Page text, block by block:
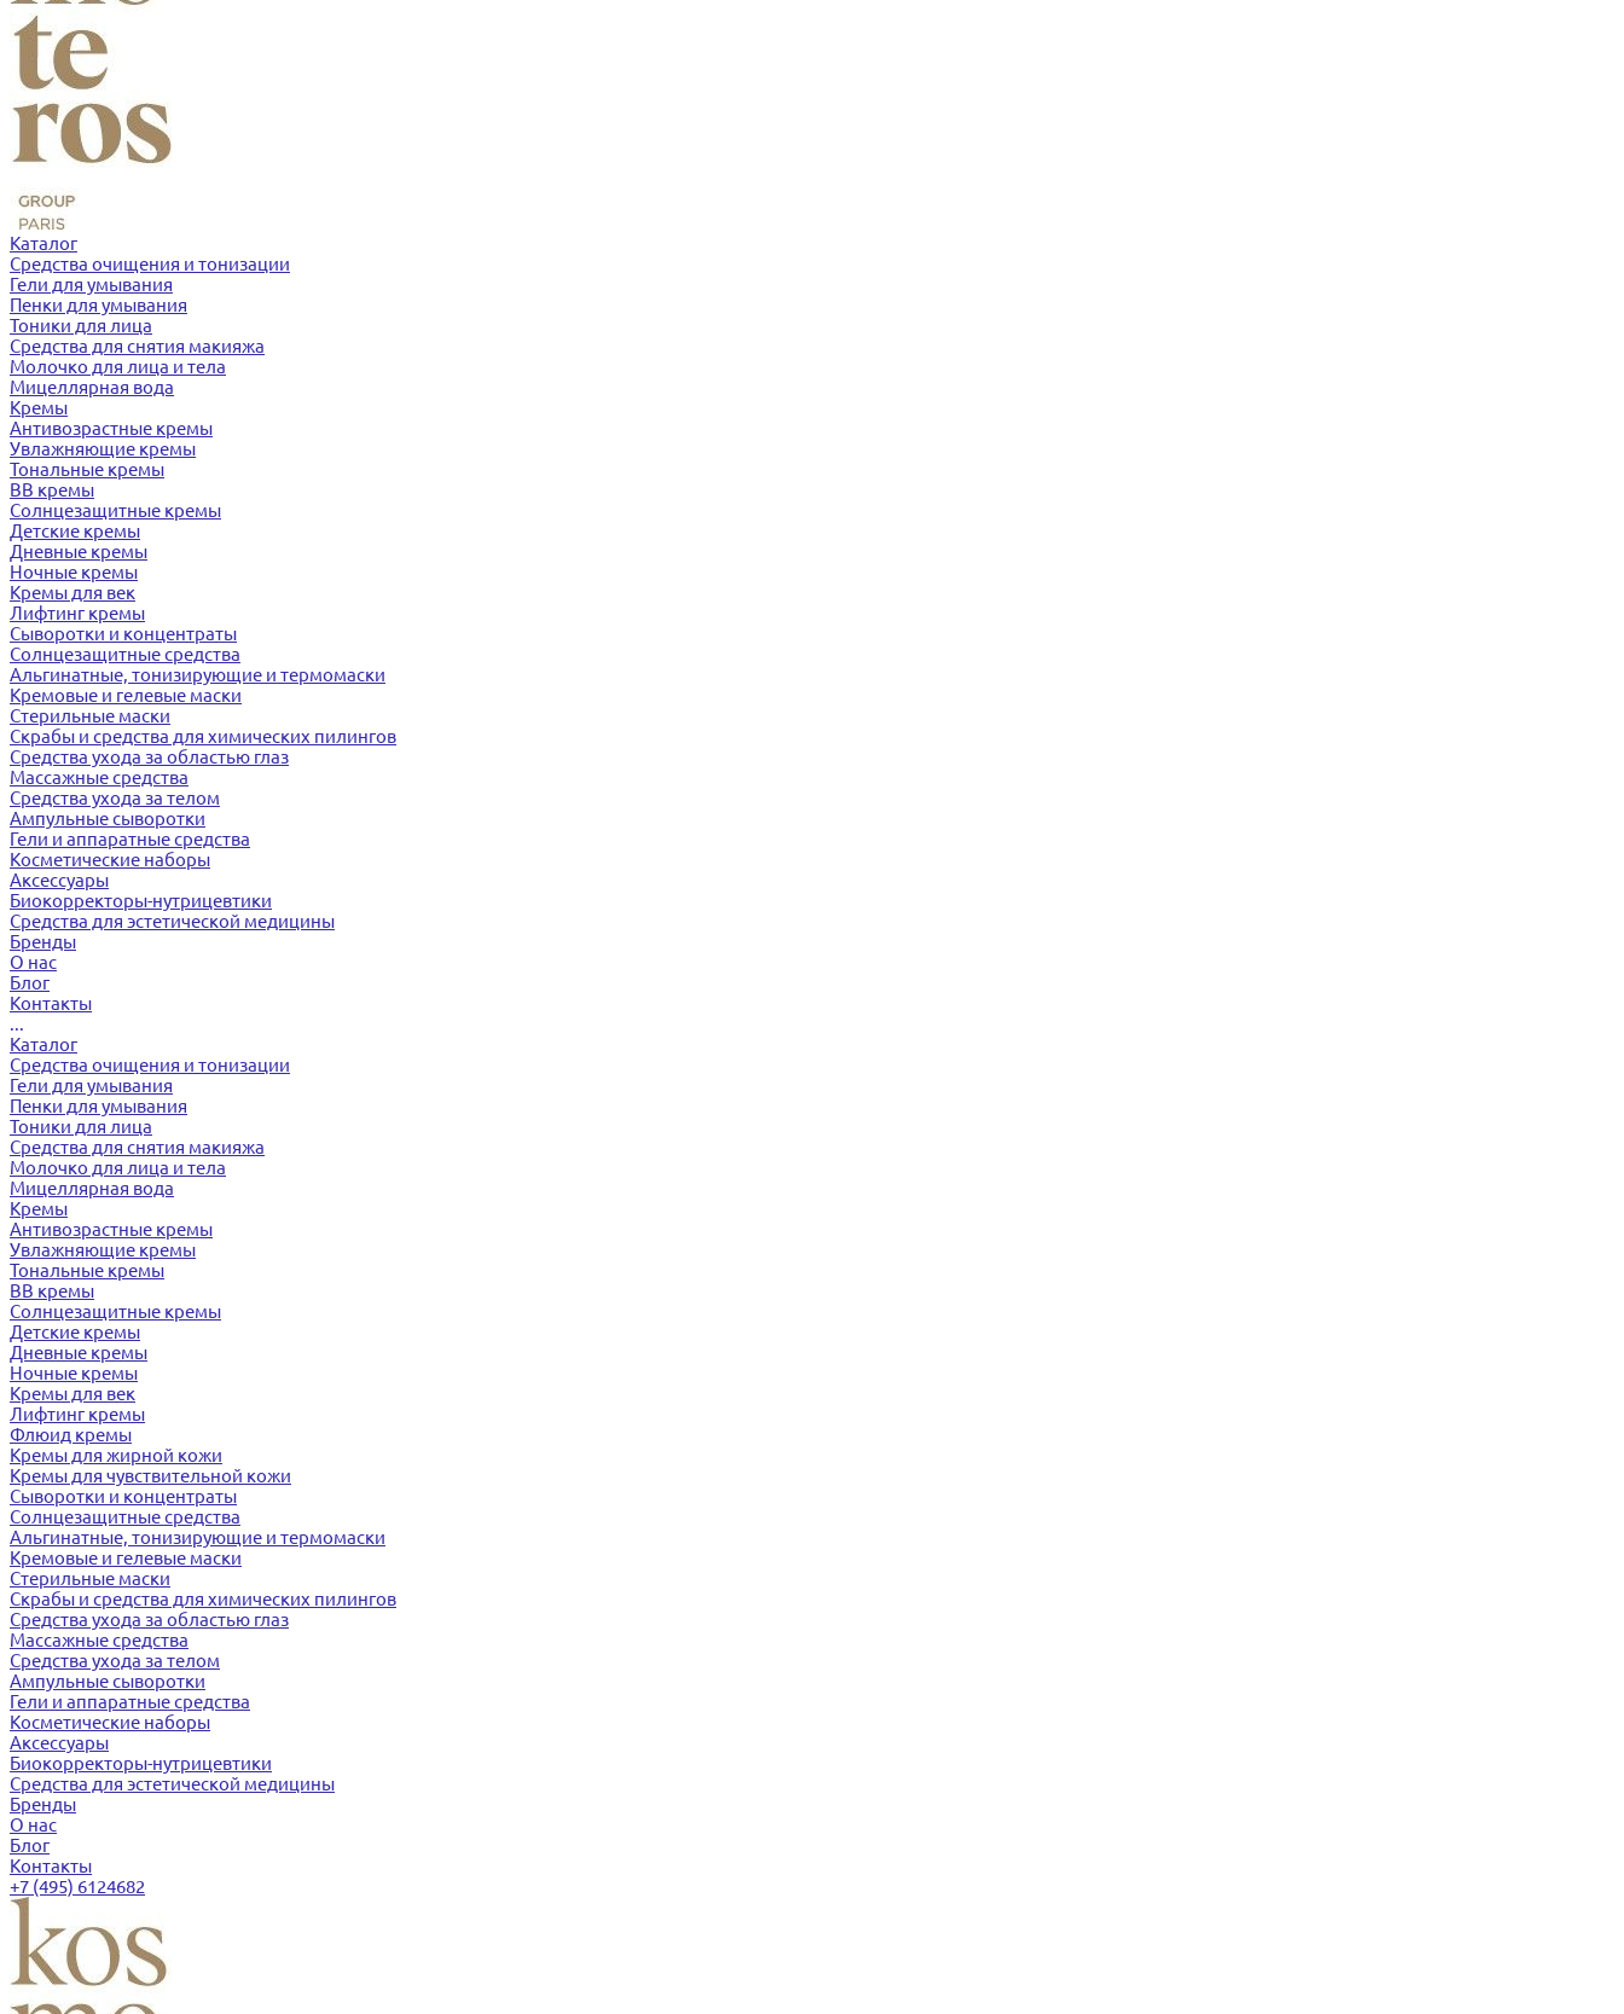
Каталог
Средства очищения и тонизации
Гели для умывания
Пенки для умывания
Тоники для лица
Средства для снятия макияжа
Молочко для лица и тела
Мицеллярная вода
Кремы
Антивозрастные кремы
Увлажняющие кремы
Тональные кремы
BB кремы
Солнцезащитные кремы
Детские кремы
Дневные кремы
Ночные кремы
Кремы для век
Лифтинг кремы
Сыворотки и концентраты
Солнцезащитные средства
Альгинатные, тонизирующие и термомаски
Кремовые и гелевые маски
Стерильные маски
Скрабы и средства для химических пилингов
Средства ухода за областью глаз
Массажные средства
Средства ухода за телом
Ампульные сыворотки
Гели и аппаратные средства
Косметические наборы
Аксессуары
Биокорректоры-нутрицевтики
Средства для эстетической медицины
Бренды
О нас
Блог
Контакты
...
Каталог
Средства очищения и тонизации
Гели для умывания
Пенки для умывания
Тоники для лица
Средства для снятия макияжа
Молочко для лица и тела
Мицеллярная вода
Кремы
Антивозрастные кремы
Увлажняющие кремы
Тональные кремы
BB кремы
Солнцезащитные кремы
Детские кремы
Дневные кремы
Ночные кремы
Кремы для век
Лифтинг кремы
Флюид кремы
Кремы для жирной кожи
Кремы для чувствительной кожи
Сыворотки и концентраты
Солнцезащитные средства
Альгинатные, тонизирующие и термомаски
Кремовые и гелевые маски
Стерильные маски
Скрабы и средства для химических пилингов
Средства ухода за областью глаз
Массажные средства
Средства ухода за телом
Ампульные сыворотки
Гели и аппаратные средства
Косметические наборы
Аксессуары
Биокорректоры-нутрицевтики
Средства для эстетической медицины
Бренды
О нас
Блог
Контакты
+7 (495) 6124682